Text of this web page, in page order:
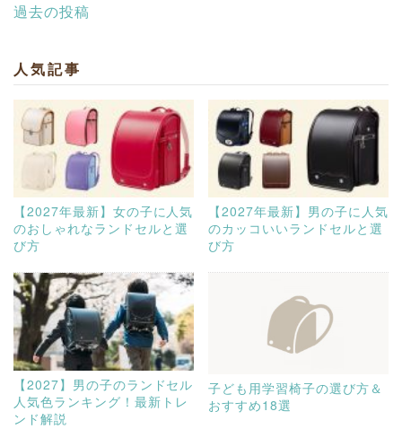
投
ナ
ビ
ゲ
ー
ョ
ン
過去の投稿
人気記事
【2027年最新】女の子に人気
のおしゃれなランドセルと選
び方
【2027年最新】男の子に人気
のカッコいいランドセルと選
び方
【2027】男の子のランドセル
人気色ランキング！最新トレ
ンド解説
子ども用学習椅子の選び方＆
おすすめ18選